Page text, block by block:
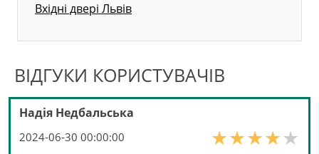
Вхідні двері Львів
ВІДГУКИ КОРИСТУВАЧІВ
Надія Недбальська
2024-06-30 00:00:00